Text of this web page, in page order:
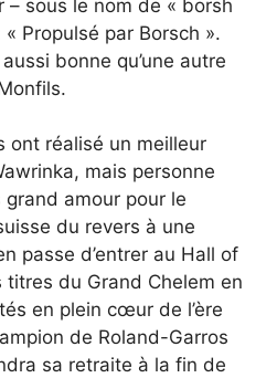
– sous le nom de « borsh
Propulsé par Borsch ».
bonne qu’une autre
ont réalisé un meilleur
mais personne
grand amour pour le
du revers à une
passe d’entrer au Hall of
titres du Grand Chelem en
en plein cœur de l’ère
de Roland-Garros
sa retraite à la fin de